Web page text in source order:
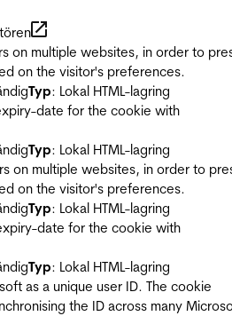
on multiple websites, in order to
on the visitor's preferences.
Typ: Lokal HTML-lagring
date for the cookie with
Typ: Lokal HTML-lagring
on multiple websites, in order to
on the visitor's preferences.
Typ: Lokal HTML-lagring
date for the cookie with
Typ: Lokal HTML-lagring
as a unique user ID. The cookie
the ID across many